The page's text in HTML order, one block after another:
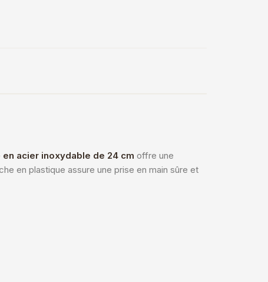
en acier inoxydable de 24 cm offre une
en plastique assure une prise en main sûre et